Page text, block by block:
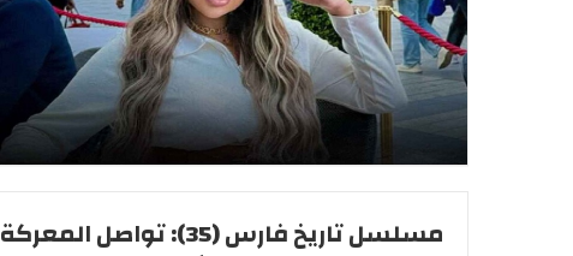
مسلسل تاريخ فارس (35): تواصل المعركة